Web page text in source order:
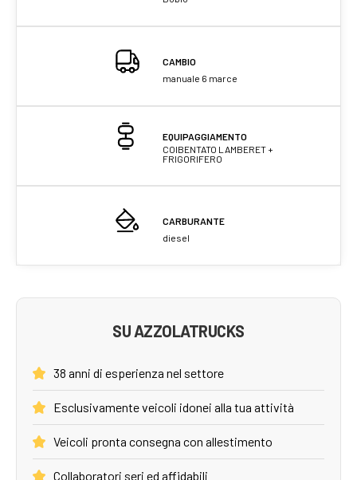
CAMBIO
manuale 6 marce
EQUIPAGGIAMENTO
COIBENTATO LAMBERET +
FRIGORIFERO
CARBURANTE
diesel
SU AZZOLATRUCKS
38 anni di esperienza nel settore
Esclusivamente veicoli idonei alla tua attività
Veicoli pronta consegna con allestimento
Collaboratori seri ed affidabili